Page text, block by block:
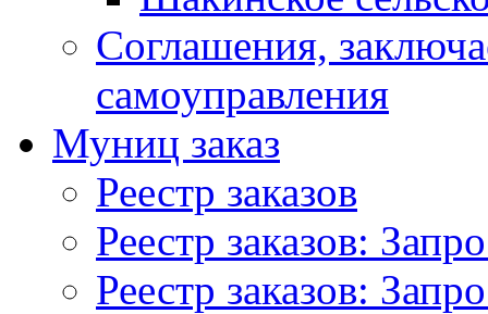
Соглашения,
самоуправления
Муниц заказ
Реестр заказов
Реестр заказов:
Реестр заказов: